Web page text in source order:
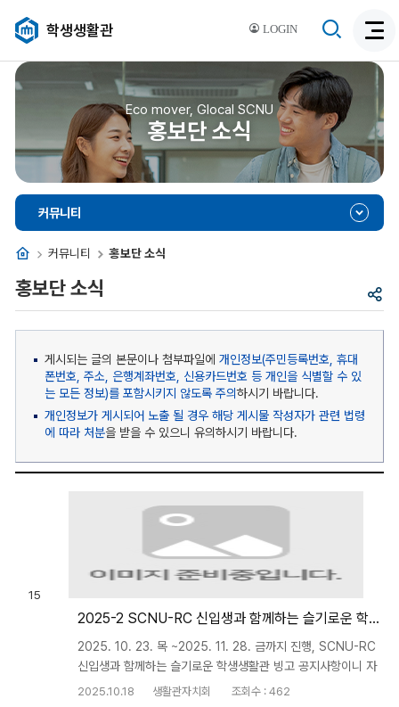
LOGIN
학생생활관
색
활
성
색
Eco mover, Glocal SCNU
홍보단 소식
홈 커뮤니티 홍보단 소식
커뮤니티
공
홍보단 소식
게시되는 글의 본문이나 첨부파일에 개인정보(주민등록번호, 휴대
폰번호, 주소, 은행계좌번호, 신용카드번호 등 개인을 식별할 수 있
는 모든 정보)를 포함시키지 않도록 주의하시기 바랍니다.
개인정보가 게시되어 노출 될 경우 해당 게시물 작성자가 관련 법령
에 따라 처분을 받을 수 있으니 유의하시기 바랍니다.
15
2025-2 SCNU-RC 신입생과 함께하는 슬기로운 학생생활관 빙고 공지사항
2025. 10. 23. 목 ~2025. 11. 28. 금까지 진행, SCNU-RC
신입생과 함께하는 슬기로운 학생생활관 빙고 공지사항이니 자
세한 내용은 포스터를 확인해주시기 바랍니다!
2025.10.18 생활관자치회 조회수 : 462